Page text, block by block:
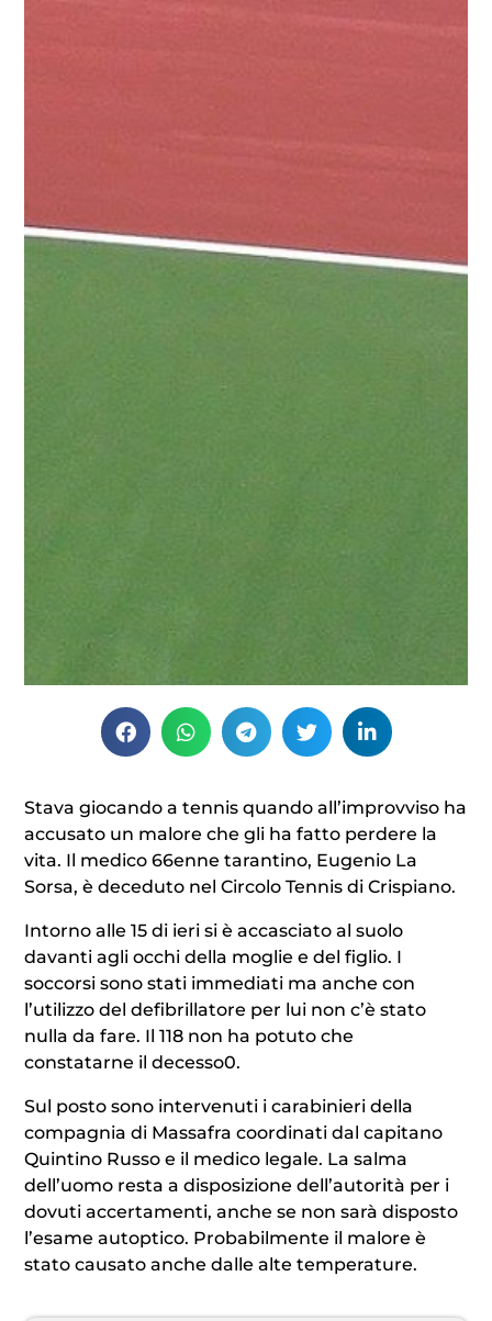
Stava giocando a tennis quando all’improvviso ha
accusato un malore che gli ha fatto perdere la
vita. Il medico 66enne tarantino, Eugenio La
Sorsa, è deceduto nel Circolo Tennis di Crispiano.
Intorno alle 15 di ieri si è accasciato al suolo
davanti agli occhi della moglie e del figlio. I
soccorsi sono stati immediati ma anche con
l’utilizzo del defibrillatore per lui non c’è stato
nulla da fare. Il 118 non ha potuto che
constatarne il decesso0.
Sul posto sono intervenuti i carabinieri della
compagnia di Massafra coordinati dal capitano
Quintino Russo e il medico legale. La salma
dell’uomo resta a disposizione dell’autorità per i
dovuti accertamenti, anche se non sarà disposto
l’esame autoptico. Probabilmente il malore è
stato causato anche dalle alte temperature.